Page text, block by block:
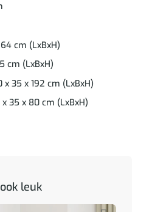
cm (LxBxH)
cm (LxBxH)
x 35 x 192 cm (LxBxH)
35 x 80 cm (LxBxH)
leuk